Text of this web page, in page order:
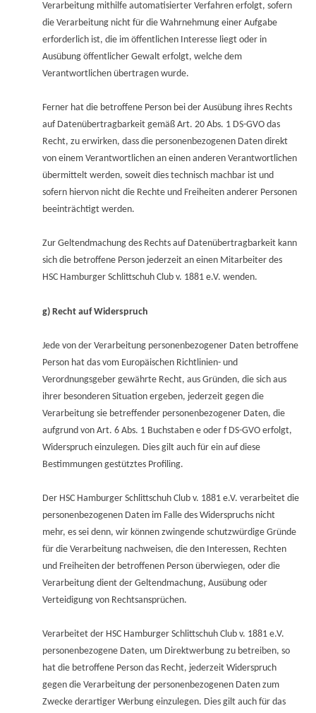
Verarbeitung mithilfe automatisierter Verfahren erfolgt, sofern
die Verarbeitung nicht für die Wahrnehmung einer Aufgabe
erforderlich ist, die im öffentlichen Interesse liegt oder in
Ausübung öffentlicher Gewalt erfolgt, welche dem
Verantwortlichen übertragen wurde.
Ferner hat die betroffene Person bei der Ausübung ihres Rechts
auf Datenübertragbarkeit gemäß Art. 20 Abs. 1 DS-GVO das
Recht, zu erwirken, dass die personenbezogenen Daten direkt
von einem Verantwortlichen an einen anderen Verantwortlichen
übermittelt werden, soweit dies technisch machbar ist und
sofern hiervon nicht die Rechte und Freiheiten anderer Personen
beeinträchtigt werden.
Zur Geltendmachung des Rechts auf Datenübertragbarkeit kann
sich die betroffene Person jederzeit an einen Mitarbeiter des
HSC Hamburger Schlittschuh Club v. 1881 e.V. wenden.
g) Recht auf Widerspruch
Jede von der Verarbeitung personenbezogener Daten betroffene
Person hat das vom Europäischen Richtlinien- und
Verordnungsgeber gewährte Recht, aus Gründen, die sich aus
ihrer besonderen Situation ergeben, jederzeit gegen die
Verarbeitung sie betreffender personenbezogener Daten, die
aufgrund von Art. 6 Abs. 1 Buchstaben e oder f DS-GVO erfolgt,
Widerspruch einzulegen. Dies gilt auch für ein auf diese
Bestimmungen gestütztes Profiling.
Der HSC Hamburger Schlittschuh Club v. 1881 e.V. verarbeitet die
personenbezogenen Daten im Falle des Widerspruchs nicht
mehr, es sei denn, wir können zwingende schutzwürdige Gründe
für die Verarbeitung nachweisen, die den Interessen, Rechten
und Freiheiten der betroffenen Person überwiegen, oder die
Verarbeitung dient der Geltendmachung, Ausübung oder
Verteidigung von Rechtsansprüchen.
Verarbeitet der HSC Hamburger Schlittschuh Club v. 1881 e.V.
personenbezogene Daten, um Direktwerbung zu betreiben, so
hat die betroffene Person das Recht, jederzeit Widerspruch
gegen die Verarbeitung der personenbezogenen Daten zum
Zwecke derartiger Werbung einzulegen. Dies gilt auch für das